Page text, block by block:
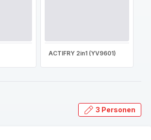
ACTIFRY 2in1 (YV9601)
3 Personen